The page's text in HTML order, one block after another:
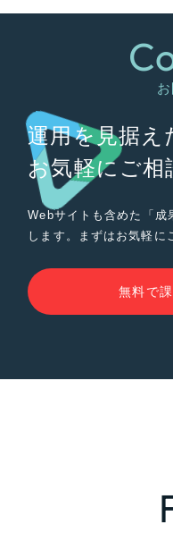
運用を見据え
お気軽にご相
Webサイトも含めた「成
します。まずはお気軽に
無料で